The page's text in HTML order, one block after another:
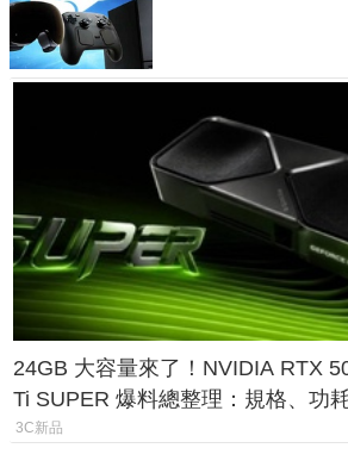
24GB 大容量來了！NVIDIA RTX
Ti SUPER 爆料總整理：規格、功
上市時間
3C新品